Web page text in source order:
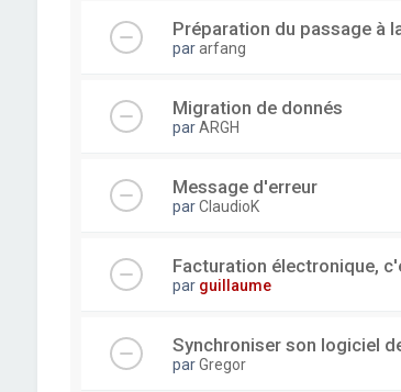
Préparation du passage à
pararfang
Migration de donnés
parARGH
Message d'erreur
parClaudioK
Facturation électronique,
par guillaume
Synchroniser son logiciel
parGregor